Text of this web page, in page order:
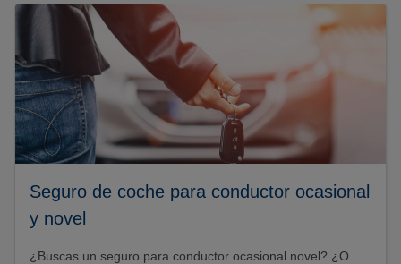
Seguro de coche para conductor ocasional
y novel
¿Buscas un seguro para conductor ocasional novel? ¿O